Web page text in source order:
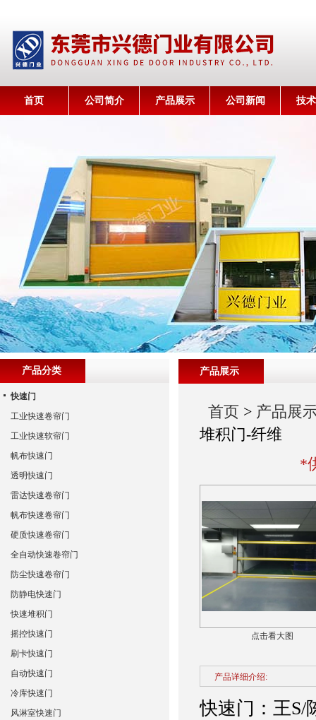
首页 公司简介 产品展示 公司新闻 技
产品展示
首页 > 产品展
堆积门-纤维
*
点击看大图
产品详细介绍:
快速门：王S/
产品分类
快速门
工业快速卷帘门
工业快速软帘门
帆布快速门
透明快速门
雷达快速卷帘门
帆布快速卷帘门
硬质快速卷帘门
全自动快速卷帘门
防尘快速卷帘门
防静电快速门
快速堆积门
摇控快速门
刷卡快速门
自动快速门
冷库快速门
风淋室快速门